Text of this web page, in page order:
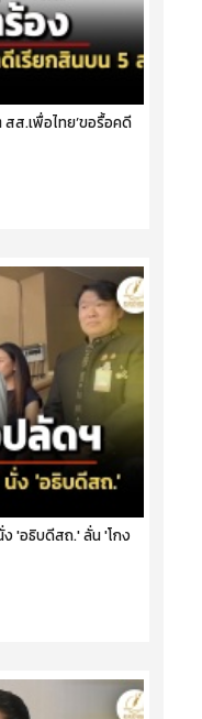
สส.เพื่อไทย’ขอรื้อคดี
ง 'อธิบดีสถ.' ลั่น 'โกง